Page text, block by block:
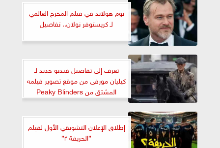
توم هولاند في فيلم المخرج العالمي
لـ كريستوفر نولان.. تفاصيل
تعرف إلى تفاصيل فيديو جديد لـ
كيليان مورفى من موقع تصوير فيلمه
المشتق من Peaky Blinders
إطلاق الإعلان التشويقي الأول لفيلم
”الحريفة ٢”